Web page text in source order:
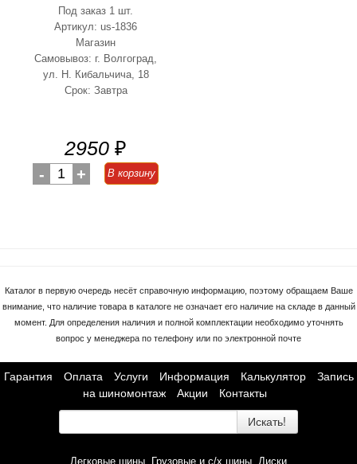
Под заказ 1 шт.
Артикул: us-1836
Магазин
Самовывоз: г. Волгоград,
ул. Н. Кибальчича, 18
Срок: Завтра
2950 ₽
- 1 + В корзину
Каталог в первую очередь несёт справочную информацию, поэтому обращаем Ваше
внимание, что наличие товара в каталоге не означает его наличие на складе в данный
момент. Для определения наличия и полной комплектации необходимо уточнять
вопрос у менеджера по телефону или по электронной почте
Гарантия Оплата Услуги Информация Калькулятор
Запись
на шиномонтаж
Акции Контакты
Искать!
Легковые шины Грузовые и с/х шины Диски